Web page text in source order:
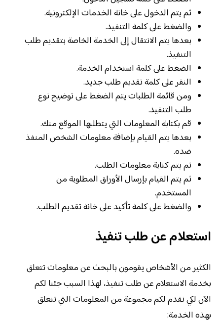
ثم يتم الدخول على خانة الخدمات الإلكترونية.
والضغط على كلمة التنفيذ.
بعدها يتم الانتقال إلى الخدمة الخاصة بتقديم طلب
التنفيذ.
الضغط على كلمة استخدام الخدمة.
النقر على كلمة تقديم طلب جديد.
ومن قائمة الطلبات يتم الضغط على توضيح نوع
طلب التنفيذ.
قم بكتابة المعلومات التي يتطلبها الموقع منك.
بعدها يتم القيام بإضافة معلومات الشخص المنفذ
ضده.
ثم يتم كتابة معلومات الطلب.
ثم يتم القيام بإرسال الأوراق المطلوبة من
المستخدم.
والضغط على كلمة تأكيد على خانة تقديم الطلب.
استعلام عن طلب تنفيذ
الكثير من الأشخاص يقومون بالبحث عن معلومات تتعلق
بخدمة الاستعلام عن طلب تنفيذ، لهذا السبب جئنا لكم
الآن لكي نقدم لكم مجموعة من المعلومات التي تتعلق
بهذه الخدمة: